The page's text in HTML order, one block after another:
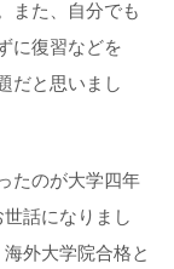
また、自分でも
に復習などを
だと思いまし
たのが大学四年
話になりまし
外大学院合格と